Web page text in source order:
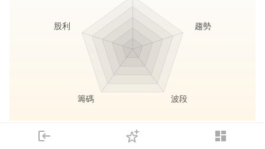
login dashboard
下單
長線價值 存股收息
趨勢
波段
籌碼
股利